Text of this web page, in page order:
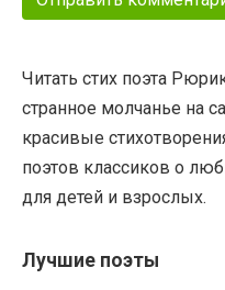
Читать стих поэта
странное молчанье на
красивые
поэтов классиков о
для детей и взрослых.
Лучшие поэты